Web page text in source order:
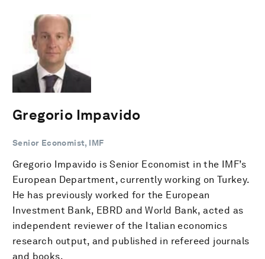
Gregorio Impavido
Senior Economist, IMF
Gregorio Impavido is Senior Economist in the IMF’s
European Department, currently working on Turkey.
He has previously worked for the European
Investment Bank, EBRD and World Bank, acted as
independent reviewer of the Italian economics
research output, and published in refereed journals
and books.